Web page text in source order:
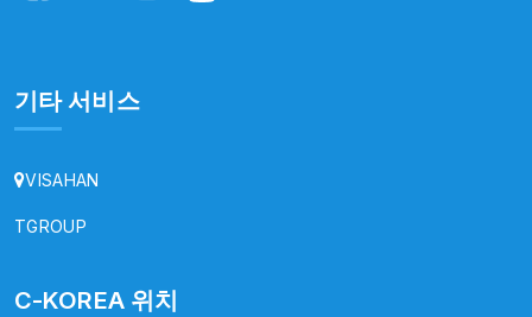
기타 서비스
VISAHAN
TGROUP
C-KOREA 위치